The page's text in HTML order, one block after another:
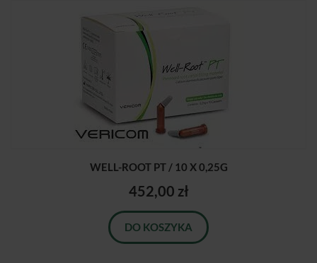
WELL-ROOT PT / 10 X 0,25G
452,00 zł
DO KOSZYKA